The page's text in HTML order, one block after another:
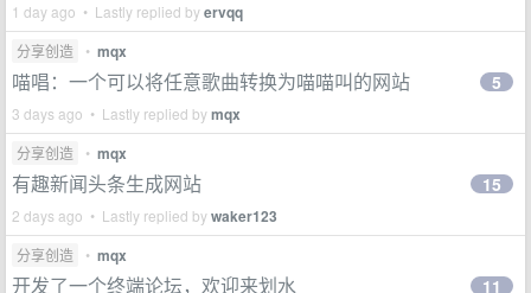
1 day ago • Lastly replied byervqq
分享创造 • mqx
喵唱：一个可以将任意歌曲转换为喵喵叫的网站
3 days ago • Lastly replied bymqx
5
分享创造 • mqx
有趣新闻头条生成网站
2 days ago • Lastly replied bywaker123
15
分享创造 • mqx
开发了一个终端论坛，欢迎来划水 11